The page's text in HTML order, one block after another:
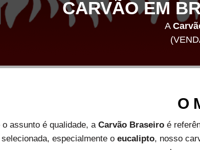
CARVÃO EM
A
O
o assunto é qualidade, a Carvão Braseiro é
especialmente o eucalipto, nosso